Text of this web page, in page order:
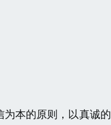
本的原则，以真诚